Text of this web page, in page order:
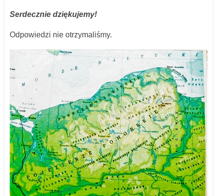
Serdecznie dziękujemy!
Odpowiedzi nie otrzymaliśmy.